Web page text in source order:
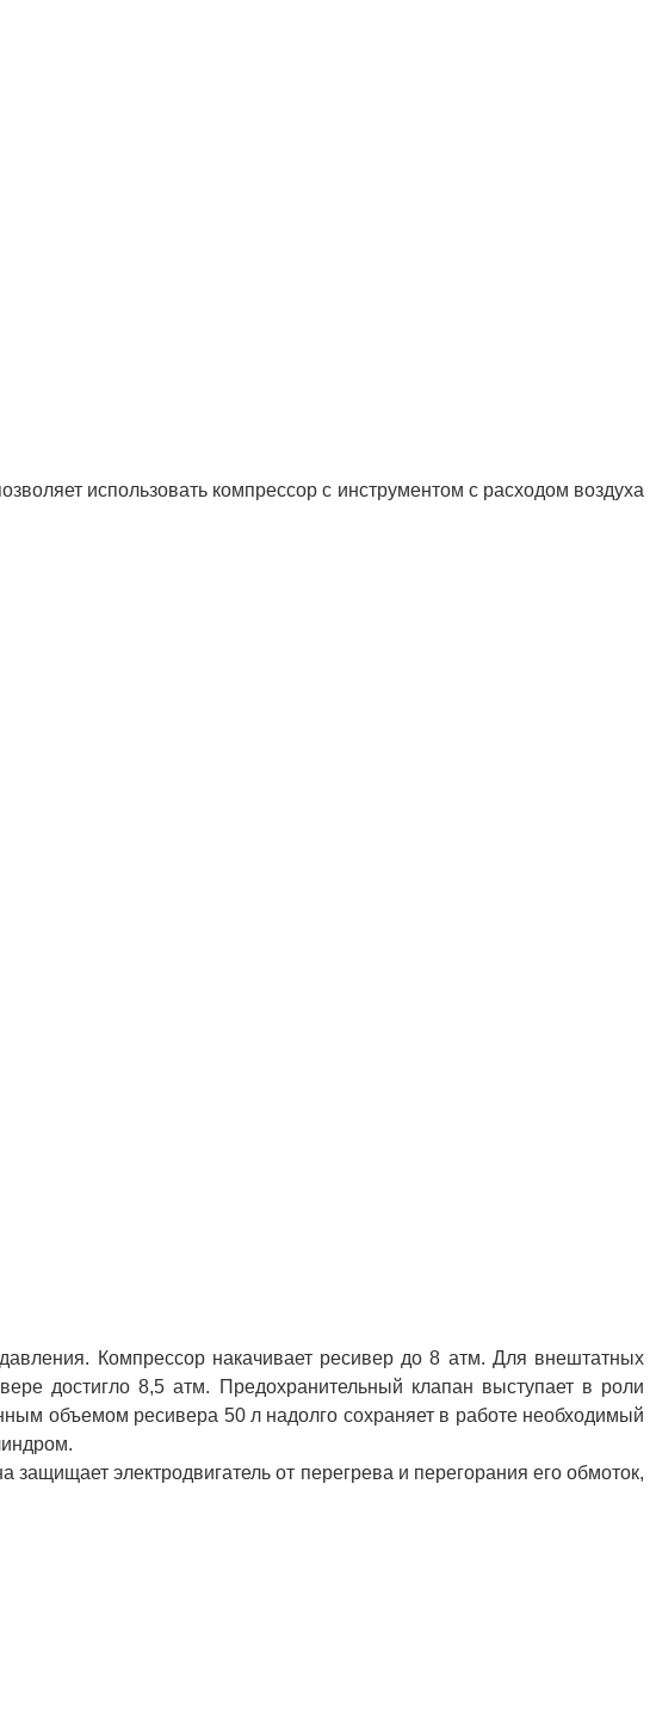
использовать компрессор с инструментом с расходом воздуха
Компрессор накачивает ресивер до 8 атм. Для внештатных
достигло 8,5 атм. Предохранительный клапан выступает в роли
объемом ресивера 50 л надолго сохраняет в работе необходимый
электродвигатель от перегрева и перегорания его обмоток,